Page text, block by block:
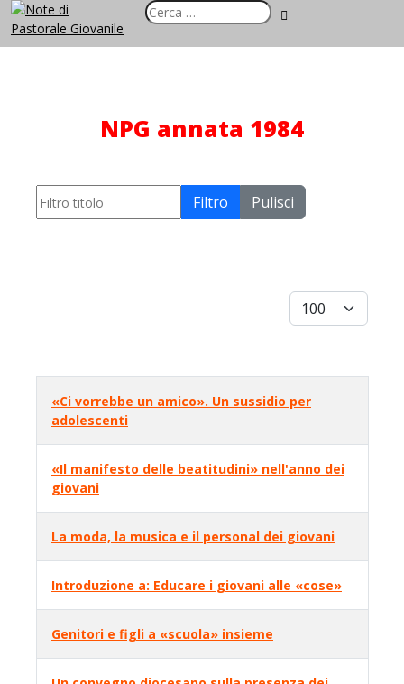
NPG annata 1984
Filtro titolo Filtro Pulisci
Visualizza #
Articoli
«Ci vorrebbe un amico». Un sussidio per
adolescenti
«Il manifesto delle beatitudini» nell'anno dei
giovani
La moda, la musica e il personal dei giovani
Introduzione a: Educare i giovani alle «cose»
Genitori e figli a «scuola» insieme